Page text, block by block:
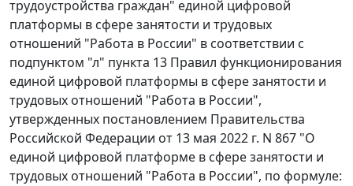
трудоустройства граждан" единой цифровой
платформы в сфере занятости и трудовых
отношений "Работа в России" в соответствии с
подпунктом "л" пункта 13 Правил функционирования
единой цифровой платформы в сфере занятости и
трудовых отношений "Работа в России",
утвержденных постановлением Правительства
Российской Федерации от 13 мая 2022 г. N 867 "О
единой цифровой платформе в сфере занятости и
трудовых отношений "Работа в России", по формуле: